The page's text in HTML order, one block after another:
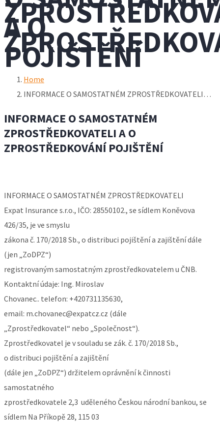
A O
POJIŠTĚNÍ
Home
INFORMACE O SAMOSTATNÉM ZPROSTŘEDKOVATELI…
INFORMACE O SAMOSTATNÉM
ZPROSTŘEDKOVATELI A O
ZPROSTŘEDKOVÁNÍ POJIŠTĚNÍ
INFORMACE O SAMOSTATNÉM ZPROSTŘEDKOVATELI
Expat Insurance s.r.o., IČO: 28550102., se sídlem Koněvova
426/35, je ve smyslu
zákona č. 170/2018 Sb., o distribuci pojištění a zajištění dále
(jen „ZoDPZ“)
registrovaným samostatným zprostředkovatelem u ČNB.
Kontaktní údaje: Ing. Miroslav
Chovanec.. telefon: +420731135630,
email: m.chovanec@expatcz.cz (dále
„Zprostředkovatel“ nebo „Společnost“).
Zprostředkovatel je v souladu se zák. č. 170/2018 Sb.,
o distribuci pojištění a zajištění
(dále jen „ZoDPZ“) držitelem oprávnění k činnosti
samostatného
zprostředkovatele 2,3 uděleného Českou národní bankou, se
sídlem Na Příkopě 28, 115 03